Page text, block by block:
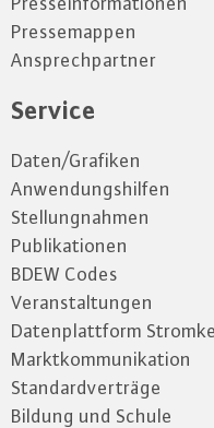
Pressemappen
Ansprechpartner
Service
Daten/Grafiken
Anwendungshilfen
Stellungnahmen
Publikationen
BDEW Codes
Veranstaltungen
Datenplattform
Marktkommunikation
Standardverträge
Bildung und Schule